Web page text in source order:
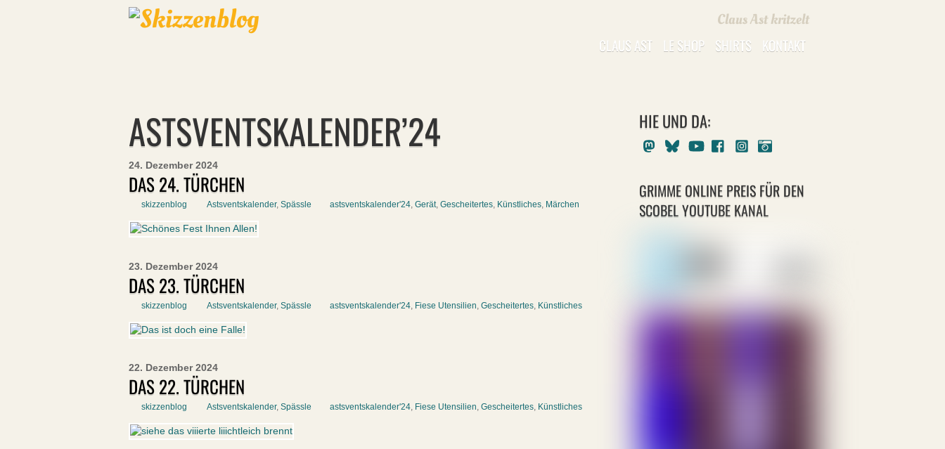
Claus Ast kritzelt
CLAUS AST LE SHOP SHIRTS KONTAKT
ASTSVENTSKALENDER’24
24. Dezember 2024
DAS 24. TÜRCHEN
skizzenblog Astsventskalender, Spässle astsventskalender'24, Gerät, Gescheitertes, Künstliches, Märchen
23. Dezember 2024
DAS 23. TÜRCHEN
skizzenblog Astsventskalender, Spässle astsventskalender'24, Fiese Utensilien, Gescheitertes, Künstliches
22. Dezember 2024
DAS 22. TÜRCHEN
skizzenblog Astsventskalender, Spässle astsventskalender'24, Fiese Utensilien, Gescheitertes, Künstliches
HIE UND DA:
MastodonBlueskyYoutubeFacebookInstagram
GRIMME ONLINE PREIS FÜR DEN
SCOBEL YOUTUBE KANAL